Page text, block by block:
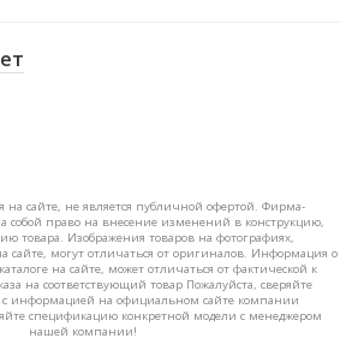
на сайте, не является публичной офертой. Фирма-
собой право на внесение изменений в конструкцию,
товара. Изображения товаров на фотографиях,
сайте, могут отличаться от оригиналов. Информация о
на сайте, может отличаться от фактической к
на соответствующий товар Пожалуйста, сверяйте
информацией на официальном сайте компании
спецификацию конкретной модели с менеджером
нашей компании!